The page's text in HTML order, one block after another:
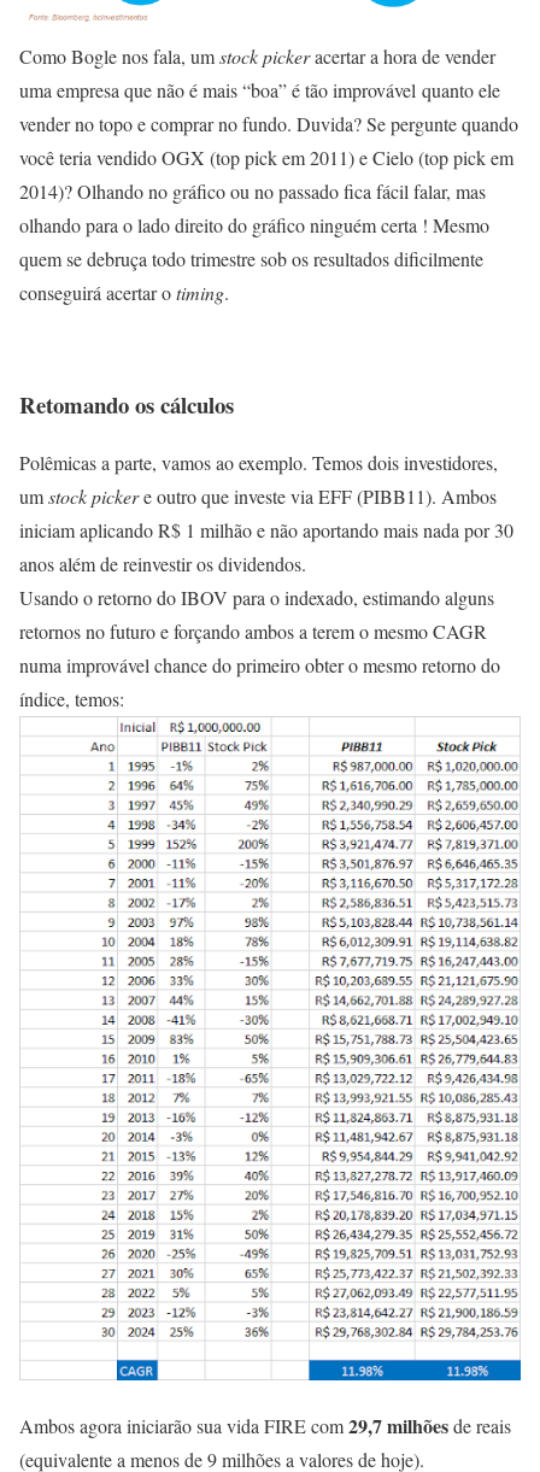
Como Bogle nos fala, umstock pickeracertar a hora de vender
uma empresa que não é mais “boa” é tãoimprovável quanto ele
vender no topo e comprar no fundo. Duvida? Se pergunte quando
você teria vendido OGX (top pick em 2011) e Cielo (top pick em
2014)? Olhando no gráfico ou no passado fica fácil falar, mas
olhando para o lado direito do gráfico ninguém certa ! Mesmo
quem se debruça todo trimestre sob os resultados dificilmente
conseguirá acertar otiming.
Retomando os cálculos
Polêmicas a parte, vamos ao exemplo. Temos dois investidores,
umstock pickere outro que investe via EFF (PIBB11). Ambos
iniciam aplicando R$ 1 milhão e não aportando mais nada por 30
anos além de reinvestir os dividendos.
Usando o retorno do IBOV para o indexado, estimando alguns
retornos no futuro e forçando ambos a terem o mesmo CAGR
numa improvável chance do primeiro obter o mesmo retorno do
índice, temos:
Ambos agora iniciarão sua vida FIRE com29,7 milhõesde reais
(equivalente a menos de 9 milhões a valores de hoje).